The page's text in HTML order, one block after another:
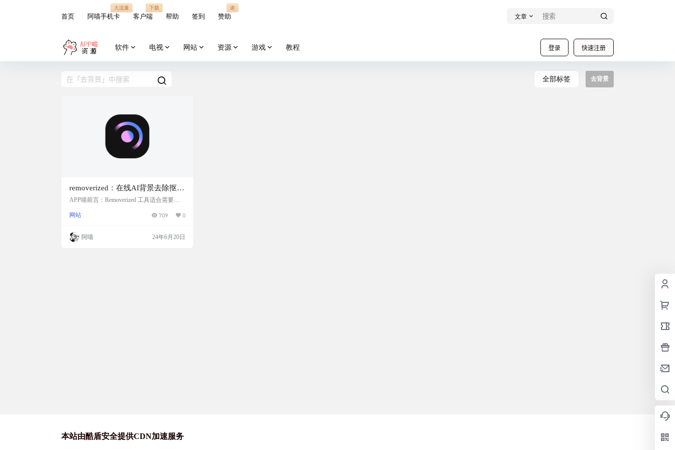
首页 阿喵手机卡
大流量
客户端
下载
帮助 签到 赞助
谢
文章
登录 快速注册
软件 电视 网站 资源 游戏 教程
全部标签 去背景
removerized：在线AI背景去除抠图
工具
APP喵前言：Removerized 工具适合需要快
业用途。 网站简介 Removerized 提供一个免
景。支持格式 PNG、JPG 和 WEBP 文件。
简单实用，通过上传或拖放文件到网页上进
网站 709 0
阿喵 24年6月20日
本站由酷盾安全提供CDN加速服务